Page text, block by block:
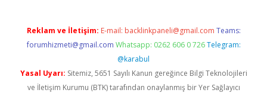
Reklam ve İletişim: E-mail: backlinkpaneli@gmail.com Teams:
forumhizmeti@gmail.com Whatsapp: 0262 606 0 726 Telegram:
@karabul
Yasal Uyarı: Sitemiz, 5651 Sayılı Kanun gereğince Bilgi Teknolojileri
ve İletişim Kurumu (BTK) tarafından onaylanmış bir Yer Sağlayıcı